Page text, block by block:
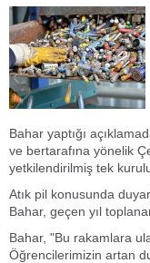
Bahar yaptığı
ve bertarafına yönelik
yetkilendirilmiş tek
Atık pil konusunda
Bahar, geçen yıl
Bahar, "Bu rakamlara
Öğrencilerimizin artan